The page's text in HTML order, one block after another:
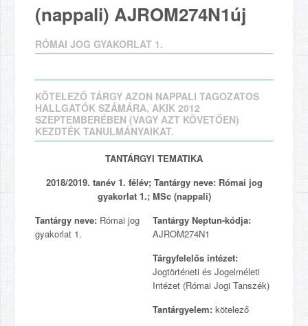
(nappali) AJROM274N1új
RÓMAI JOG GYAKORLAT 1.
KÖTELEZŐ TÁRGY AZON NAPPALI TAGOZATOS
HALLGATÓK SZÁMÁRA, AKIK 2012
SZEPTEMBERÉBEN (VAGY AZT KÖVETŐEN)
KEZDTÉK TANULMÁNYAIKAT.
TANTÁRGYI TEMATIKA
2018/2019. tanév 1. félév; Tantárgy neve: Római jog
gyakorlat 1.; MSc (nappali)
Tantárgy neve: Római jog
gyakorlat 1.
Tantárgy Neptun-kódja:
AJROM274N1
Tárgyfelelős intézet:
Jogtörténeti és Jogelméleti
Intézet (Római Jogi Tanszék)
Tantárgyelem: kötelező